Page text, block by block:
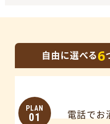
自由に選べる6
PLAN
01 電話でお